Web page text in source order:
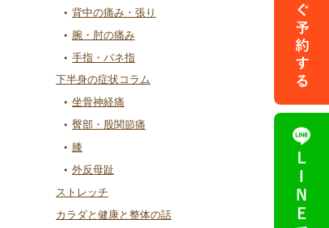
背中の痛み・張り
腕・肘の痛み
手指・バネ指
下半身の症状コラム
坐骨神経痛
臀部・股関節痛
膝
外反母趾
ストレッチ
カラダと健康と整体の話